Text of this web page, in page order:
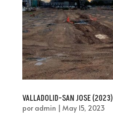
VALLADOLID-SAN JOSE (2023)
por admin | May 15, 2023